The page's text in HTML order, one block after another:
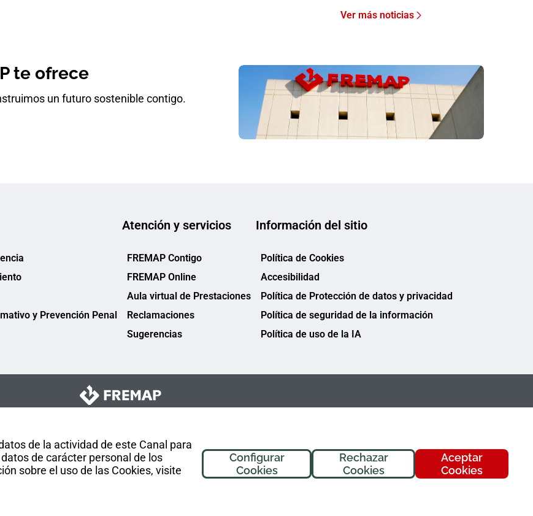
de la actividad de este Canal para
de carácter personal de los
sobre el uso de las Cookies, visite
Aceptar
Cookies
Rechazar
Cookies
Configurar
Cookies
Ver más noticias
te ofrece
un futuro sostenible contigo.
¡Hola! Soy
, tu asistente de
FREMAP. ¿En qué puedo ayudarte
hoy?
y Prevención Penal
Atención y servicios
FREMAP Contigo
FREMAP Online
Aula virtual de Prestaciones
Reclamaciones
Sugerencias
Información del sitio
Política de Cookies
Accesibilidad
Política de Protección de datos y privacidad
Política de seguridad de la información
Política de uso de la IA